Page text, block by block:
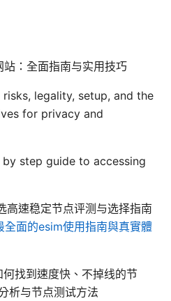
：全面指南与实用技巧
legality, setup, and the
for privacy and
step guide to accessing
速稳定节点评测与选择指南
面的esim使用指南與真實體
找到速度快、不掉线的节
析与节点测试方法